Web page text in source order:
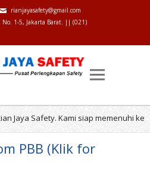
rianjayasafety@gmail.com
No. 1-5, Jakarta Barat. || (021)
Jaya Safety. Kami siap memenuhi
PBB (Klik for